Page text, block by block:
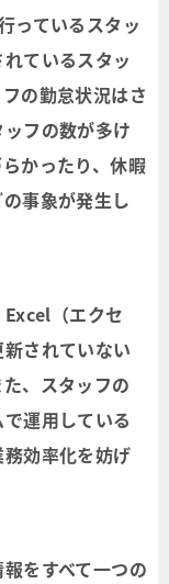
っているスタッ
ているスタッ
の勤怠状況はさ
フの数が多け
かったり、休暇
事象が発生し
（エクセ
されていない
、スタッフの
運用している
効率化を妨げ
をすべて一つの